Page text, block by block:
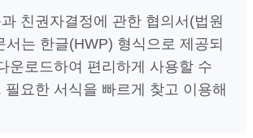
친권자결정에 관한 협의서(법원
서는 한글(HWP) 형식으로 제공되
운로드하여 편리하게 사용할 수
필요한 서식을 빠르게 찾고 이용해